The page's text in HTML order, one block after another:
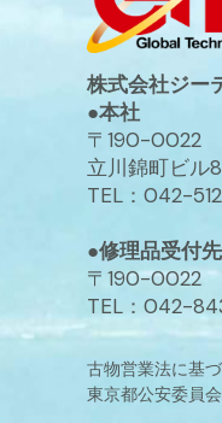
株式会社ジー
●本社
〒190-0022
立川錦町ビル
TEL：042-
●修理品受付
〒190-0022
TEL：042-
古物営業法に基
東京都公安委員